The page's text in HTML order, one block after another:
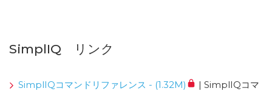
SimplIQ リンク
SimplIQコマンドリファレンス - (1.32M)
| SimplIQコマ